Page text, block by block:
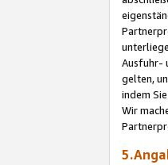
Ausfuhr-
gelten,
indem
Wir